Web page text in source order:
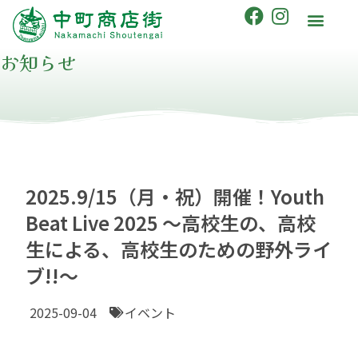
お知らせ
2025.9/15（月・祝）開催！Youth
Beat Live 2025 〜高校生の、高校
生による、高校生のための野外ライ
ブ!!〜
2025-09-04 イベント